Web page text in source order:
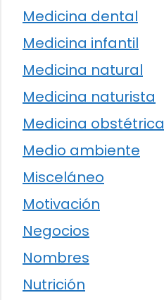
Medicina dental
Medicina infantil
Medicina natural
Medicina naturista
Medicina obstétrica
Medio ambiente
Misceláneo
Motivación
Negocios
Nombres
Nutrición